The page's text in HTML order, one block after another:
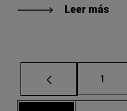
Leer más
Página
1